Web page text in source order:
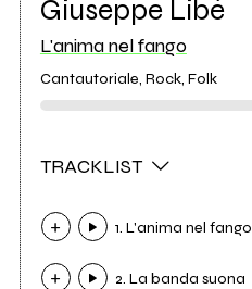
Giuseppe Libé
L'anima nel fango
Cantautoriale, Rock, Folk
TRACKLIST
1. L'anima nel fango
2. La banda suona